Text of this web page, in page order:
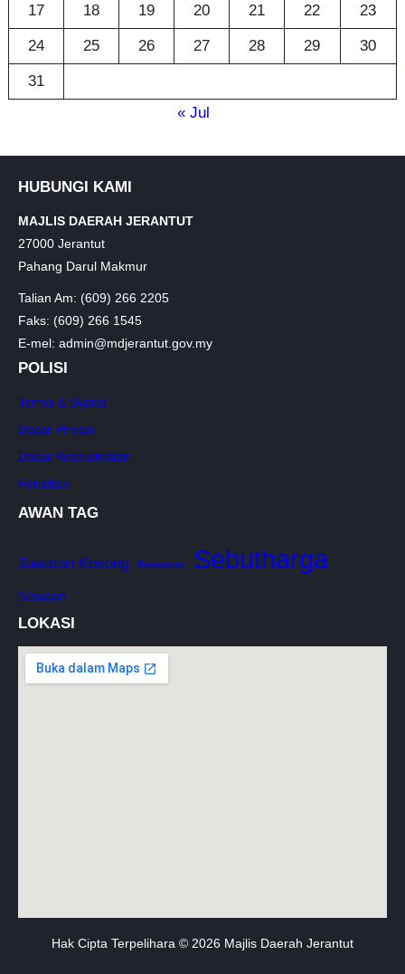
17 18 19 20 21 22 23
24 25 26 27 28 29 30
31
« Jul
HUBUNGI KAMI
MAJLIS DAERAH JERANTUT
27000 Jerantut
Pahang Darul Makmur
Talian Am: (609) 266 2205
Faks: (609) 266 1545
E-mel: admin@mdjerantut.gov.my
POLISI
Terma & Syarat
Dasar Privasi
Dasar Keselamatan
Penafian
AWAN TAG
Jawatan Kosong Pelesenan Sebutharga
Sewaan
LOKASI
Hak Cipta Terpelihara © 2026 Majlis Daerah Jerantut